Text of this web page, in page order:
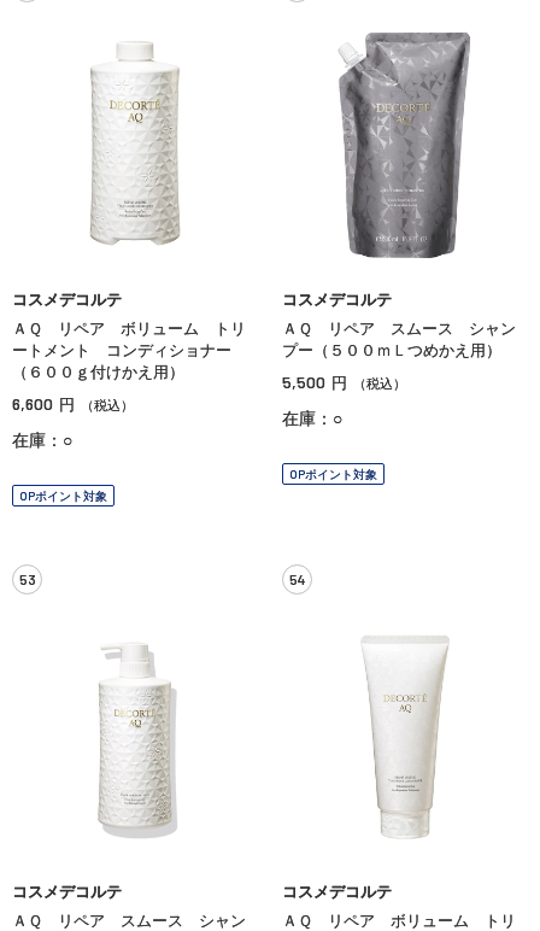
コスメデコルテ
ＡＱ リペア ボリューム トリ
ートメント コンディショナー
（６００ｇ付けかえ用）
6,600 円 （税込）
在庫：○
OPポイント対象
コスメデコルテ
ＡＱ リペア スムース シャン
プー（５００ｍＬつめかえ用）
5,500 円 （税込）
在庫：○
OPポイント対象
53
コスメデコルテ
ＡＱ リペア スムース シャン
54
コスメデコルテ
ＡＱ リペア ボリューム トリ